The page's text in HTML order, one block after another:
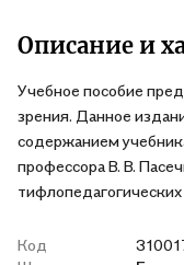
Описание и
Учебное пособие
зрения. Данное
содержанием
профессора В. В.
Код